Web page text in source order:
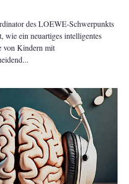
des LOEWE-Schwerpunkts
ein neuartiges intelligentes
von Kindern mit